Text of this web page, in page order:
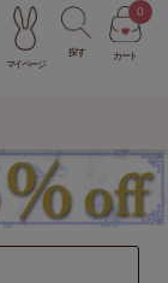
マイページ
探す カート
0